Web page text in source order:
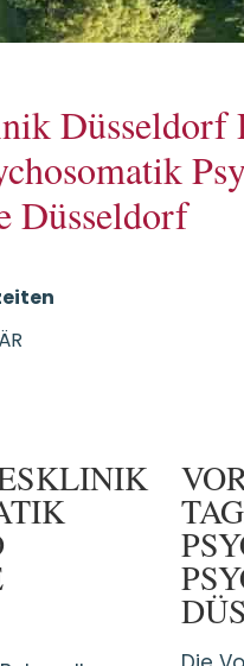
Düsseldorf
Düsseldorf